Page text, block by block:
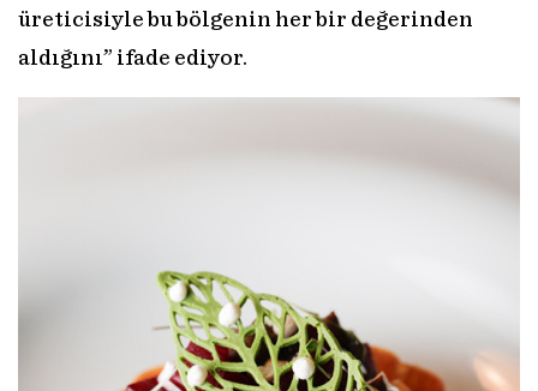
üreticisiyle bu bölgenin her bir değerinden
aldığını” ifade ediyor.